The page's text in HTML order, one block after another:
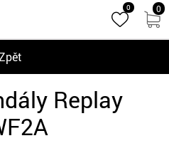
Replay
0
0